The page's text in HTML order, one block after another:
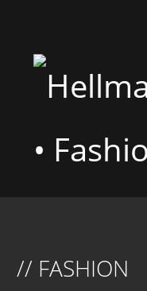
// FASHION